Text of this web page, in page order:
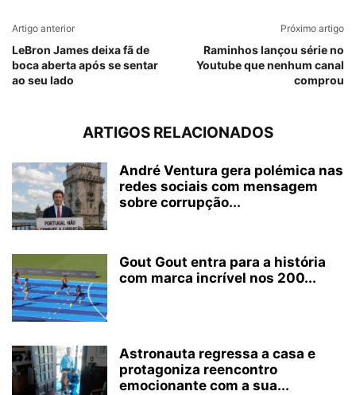
Artigo anterior
LeBron James deixa fã de
boca aberta após se sentar
ao seu lado
Próximo artigo
Raminhos lançou série no
Youtube que nenhum canal
comprou
ARTIGOS RELACIONADOS
André Ventura gera polémica nas
redes sociais com mensagem
sobre corrupção...
Gout Gout entra para a história
com marca incrível nos 200...
Astronauta regressa a casa e
protagoniza reencontro
emocionante com a sua...